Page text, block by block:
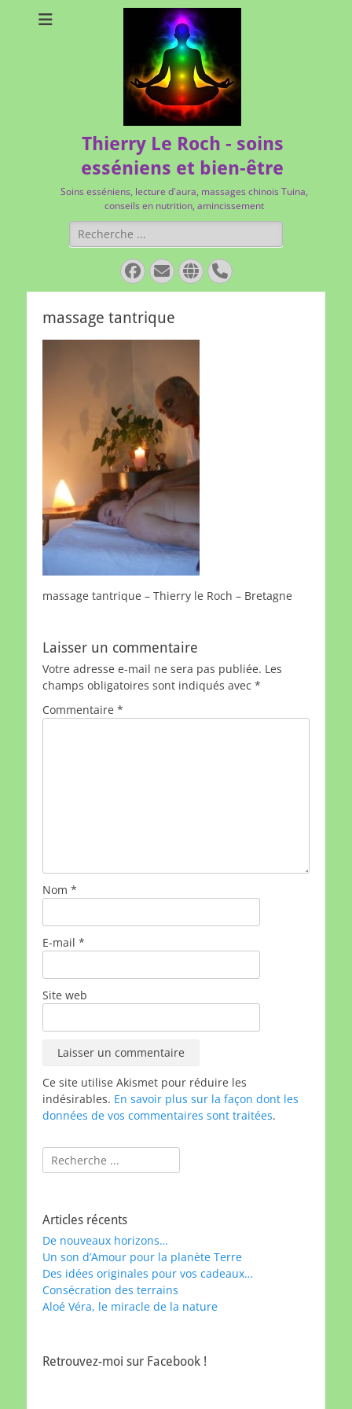
Thierry Le Roch - soins
esséniens et bien-être
Soins esséniens, lecture d'aura, massages chinois Tuina,
conseils en nutrition, amincissement
Rechercher :
Facebook
E-
mail
Site
web
Tél
massage tantrique
massage tantrique – Thierry le Roch – Bretagne
Laisser un commentaire
Votre adresse e-mail ne sera pas publiée. Les
champs obligatoires sont indiqués avec *
Commentaire *
Nom *
E-mail *
Site web
Ce site utilise Akismet pour réduire les
indésirables. En savoir plus sur la façon dont les
données de vos commentaires sont traitées.
Rechercher :
Articles récents
De nouveaux horizons…
Un son d’Amour pour la planète Terre
Des idées originales pour vos cadeaux…
Consécration des terrains
Aloé Véra, le miracle de la nature
Retrouvez-moi sur Facebook !